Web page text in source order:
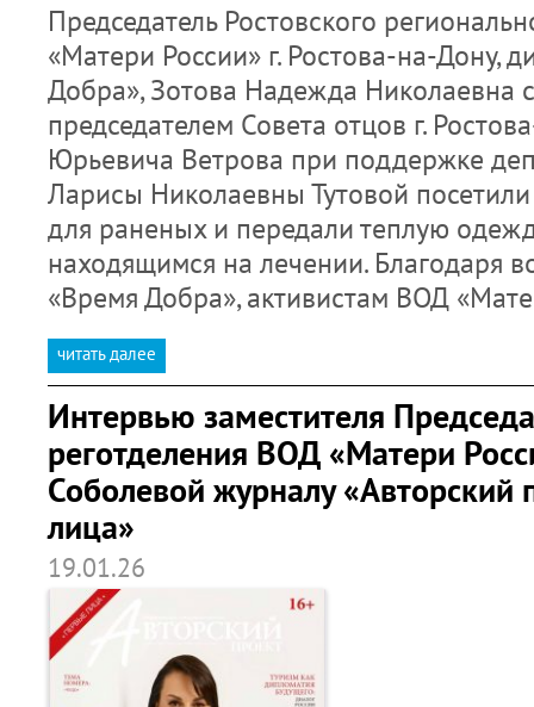
Председатель Ростовского
«Матери России» г. Ростова-на-Дону,
Добра», Зотова Надежда Николаевна
председателем Совета отцов г.
Юрьевича Ветрова при поддержке
Ларисы Николаевны Тутовой посетили
для раненых и передали теплую
находящимся на лечении. Благодаря
«Время Добра», активистам ВОД
читать далее
Интервью заместителя
реготделения ВОД «Матери
Соболевой журналу «Авторский
лица»
19.01.26